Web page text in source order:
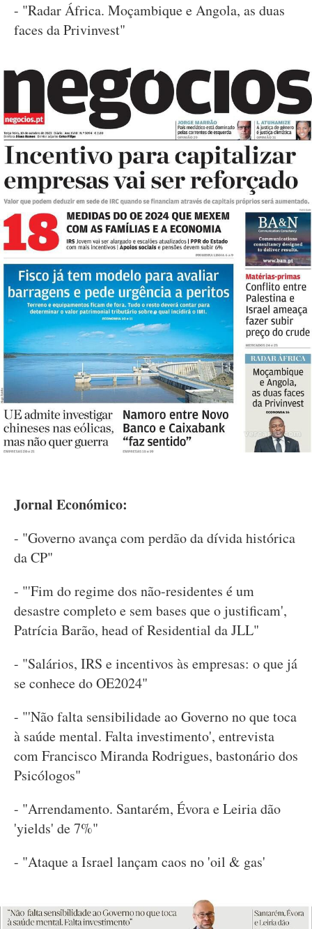
- "Radar África. Moçambique e Angola, as duas
faces da Privinvest"
Jornal Económico:
- "Governo avança com perdão da dívida histórica
da CP"
- "'Fim do regime dos não-residentes é um
desastre completo e sem bases que o justificam',
Patrícia Barão, head of Residential da JLL"
- "Salários, IRS e incentivos às empresas: o que já
se conhece do OE2024"
- "'Não falta sensibilidade ao Governo no que toca
à saúde mental. Falta investimento', entrevista
com Francisco Miranda Rodrigues, bastonário dos
Psicólogos"
- "Arrendamento. Santarém, Évora e Leiria dão
'yields' de 7%"
- "Ataque a Israel lançam caos no 'oil & gas'